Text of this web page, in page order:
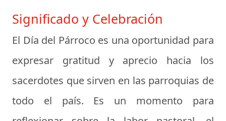
Significado y Celebración
El Día del Párroco es una oportunidad para
expresar gratitud y aprecio hacia los
sacerdotes que sirven en las parroquias de
todo el país. Es un momento para